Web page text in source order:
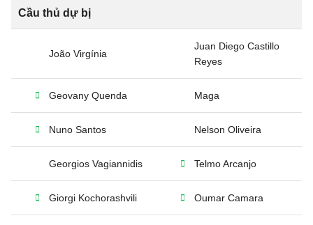
Cầu thủ dự bị
João Virgínia
Juan Diego Castillo
Reyes
Geovany Quenda Maga
Nuno Santos Nelson Oliveira
Georgios Vagiannidis Telmo Arcanjo
Giorgi Kochorashvili Oumar Camara